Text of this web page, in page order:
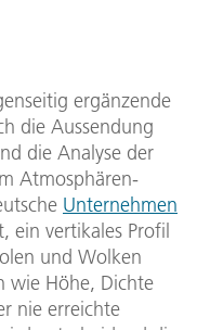
ergänzende
die Aussendung
die Analyse der
Atmosphären-
Unternehmen
ein vertikales Profil
und Wolken
wie Höhe, Dichte
nie erreichte